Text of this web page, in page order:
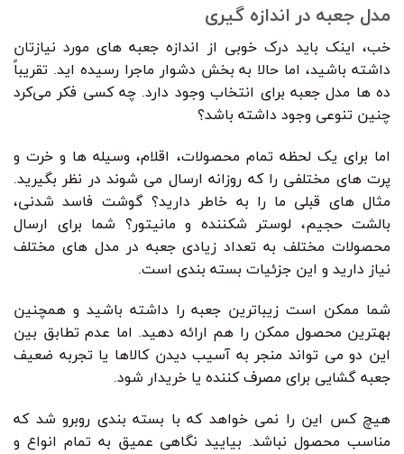
مدل جعبه در اندازه گیری
خب، اینک باید درک خوبی از اندازه جعبه های مورد نیازتان
داشته باشید، اما حالا به بخش دشوار ماجرا رسیده اید. تقریباً
ده ها مدل جعبه برای انتخاب وجود دارد. چه کسی فکر می‌کرد
چنین تنوعی وجود داشته باشد؟
اما برای یک لحظه تمام محصولات، اقلام، وسیله ها و خرت و
پرت های مختلفی را که روزانه ارسال می شوند در نظر بگیرید.
مثال های قبلی ما را به خاطر دارید؟ گوشت فاسد شدنی،
بالشت حجیم، لوستر شکننده و مانیتور؟ شما برای ارسال
محصولات مختلف به تعداد زیادی جعبه در مدل های مختلف
نیاز دارید و این جزئیات بسته بندی است.
شما ممکن است زیباترین جعبه را داشته باشید و همچنین
بهترین محصول ممکن را هم ارائه دهید. اما عدم تطابق بین
این دو می تواند منجر به آسیب دیدن کالاها یا تجربه ضعیف
جعبه گشایی برای مصرف کننده یا خریدار شود.
هیچ کس این را نمی خواهد که با بسته بندی روبرو شد که
مناسب محصول نباشد. بیایید نگاهی عمیق به تمام انواع و